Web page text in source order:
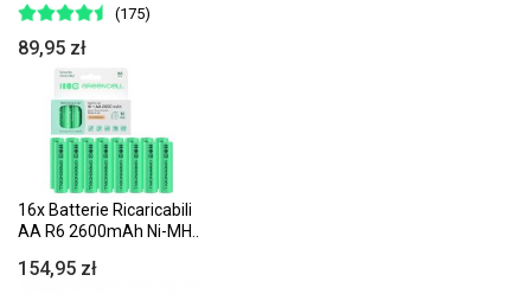
(175)
89,95 zł
16x Batterie Ricaricabili
AA R6 2600mAh Ni-MH..
154,95 zł